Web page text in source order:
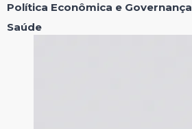
Política Econômica e Governança
Saúde